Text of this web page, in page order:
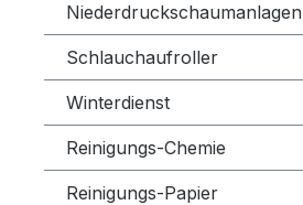
Niederdruckschaumanlagen
Schlauchaufroller
Winterdienst
Reinigungs-Chemie
Reinigungs-Papier